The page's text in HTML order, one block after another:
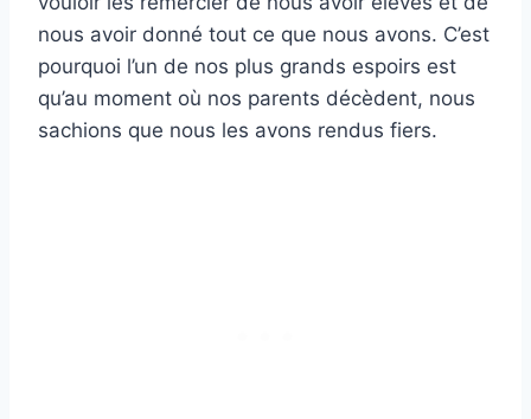
nous avoir donné tout ce que nous avons. C’est
pourquoi l’un de nos plus grands espoirs est
qu’au moment où nos parents décèdent, nous
sachions que nous les avons rendus fiers.